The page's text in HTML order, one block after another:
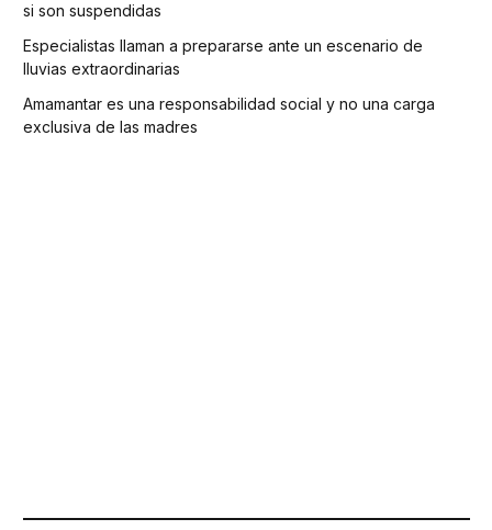
si son suspendidas
Especialistas llaman a prepararse ante un escenario de
lluvias extraordinarias
Amamantar es una responsabilidad social y no una carga
exclusiva de las madres